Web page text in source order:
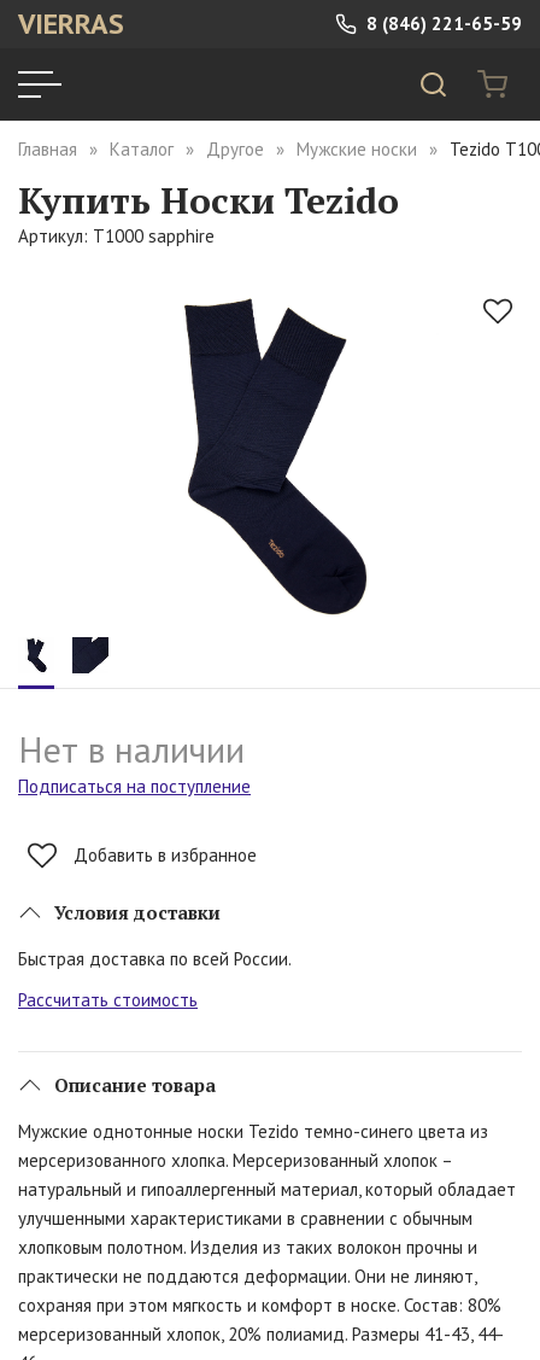
VIERRAS 8 (846) 221-65-59
Главная Каталог Другое Мужские носки Tezido
Купить Носки Tezido
Артикул: T1000 sapphire
Нет в наличии
Подписаться на поступление
Добавить в избранное
Условия доставки
Быстрая доставка по всей России.
Рассчитать стоимость
Описание товара
Мужские однотонные носки Tezido темно-синего цвета из
мерсеризованного хлопка. Мерсеризованный хлопок –
натуральный и гипоаллергенный материал, который обладает
улучшенными характеристиками в сравнении с обычным
хлопковым полотном. Изделия из таких волокон прочны и
практически не поддаются деформации. Они не линяют,
сохраняя при этом мягкость и комфорт в носке. Состав: 80%
мерсеризованный хлопок, 20% полиамид. Размеры 41-43, 44-